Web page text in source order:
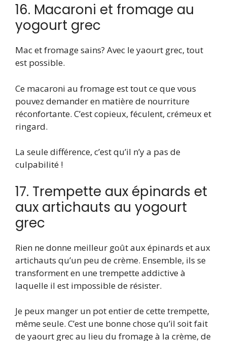
16. Macaroni et fromage au
yogourt grec
Mac et fromage sains? Avec le yaourt grec, tout
est possible.
Ce macaroni au fromage est tout ce que vous
pouvez demander en matière de nourriture
réconfortante. C’est copieux, féculent, crémeux et
ringard.
La seule différence, c’est qu’il n’y a pas de
culpabilité !
17. Trempette aux épinards et
aux artichauts au yogourt
grec
Rien ne donne meilleur goût aux épinards et aux
artichauts qu’un peu de crème. Ensemble, ils se
transforment en une trempette addictive à
laquelle il est impossible de résister.
Je peux manger un pot entier de cette trempette,
même seule. C’est une bonne chose qu’il soit fait
de yaourt grec au lieu du fromage à la crème, de